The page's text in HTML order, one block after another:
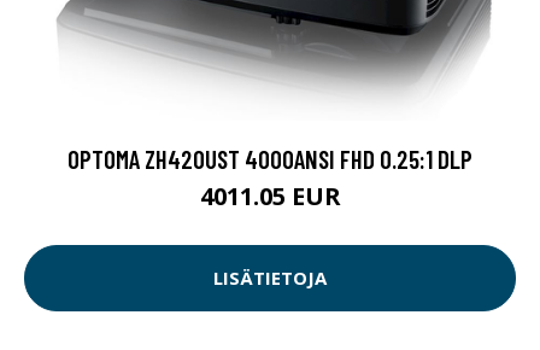
OPTOMA ZH420UST 4000ANSI FHD 0.25:1 DLP
4011.05 EUR
LISÄTIETOJA